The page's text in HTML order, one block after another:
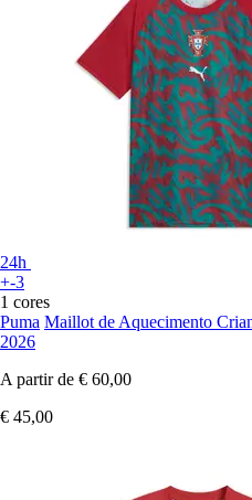
24h
+-3
1 cores
Puma Maillot de Aquecimento
2026
A partir de € 60,00
€ 45,00